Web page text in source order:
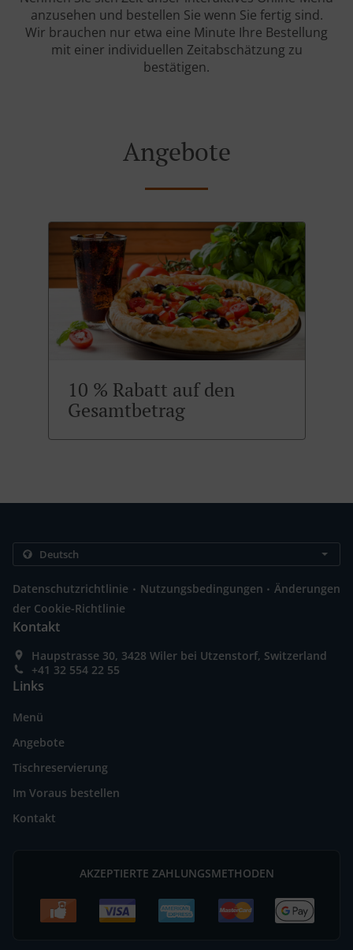
anzusehen und bestellen Sie wenn Sie fertig sind.
Wir brauchen nur etwa eine Minute Ihre Bestellung
mit einer individuellen Zeitabschätzung zu
bestätigen.
Angebote
10 % Rabatt auf den
Gesamtbetrag
Datenschutzrichtlinie . Nutzungsbedingungen . Änderungen
der Cookie-Richtlinie
Kontakt
Haupstrasse 30, 3428 Wiler bei Utzenstorf, Switzerland
+41 32 554 22 55
Links
Menü
Angebote
Tischreservierung
Im Voraus bestellen
Kontakt
AKZEPTIERTE ZAHLUNGSMETHODEN